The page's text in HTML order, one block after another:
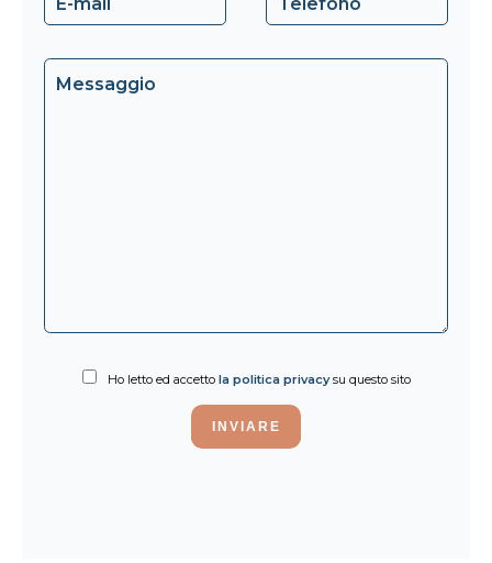
Ho letto ed accetto la politica privacysu questo sito
INVIARE